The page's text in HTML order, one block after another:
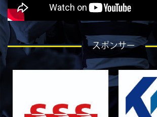
2026/07/28
STAFF blog
2026/07/27
STAFF blog
ラストイヤーにかける想い-石岡泰一-
STAFF blog
ラストイヤーにかける想い-芦塚悠大-
ラストイヤーにかける想い-青田宗久-
スポンサー